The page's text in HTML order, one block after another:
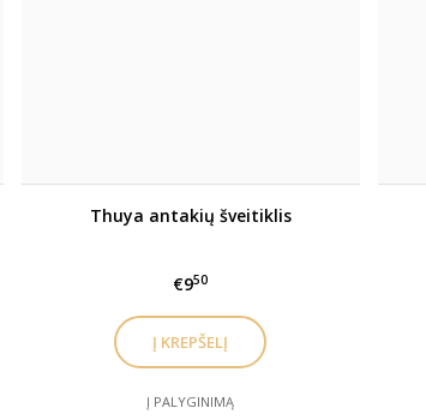
Thuya antakių šveitiklis
€950
Į PALYGINIMĄ